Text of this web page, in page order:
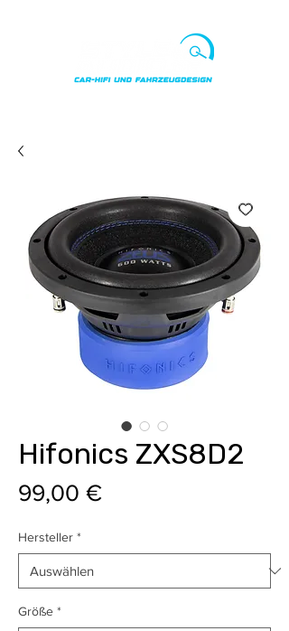
Hifonics ZXS8D2
99,00 €Preis
Hersteller *
Größe *